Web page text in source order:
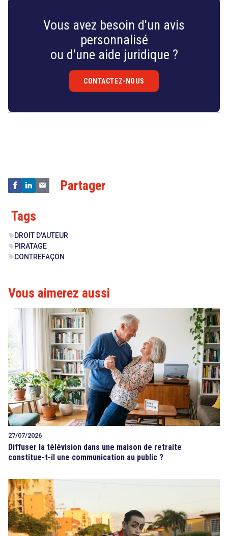
Vous avez besoin d'un avis
personnalisé
ou d'une aide juridique ?
CONTACTEZ-NOUS
Partager
Tags
sell DROIT D'AUTEUR
sell PIRATAGE
sellCONTREFAÇON
Vous aimerez aussi
27/07/2026
Diffuser la télévision dans une maison de retraite
constitue-t-il une communication au public ?